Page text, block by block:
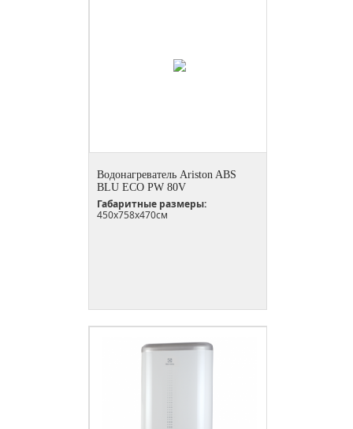
Водонагреватель Ariston ABS
BLU ECO PW 80V
Габаритные размеры:
450x758x470см